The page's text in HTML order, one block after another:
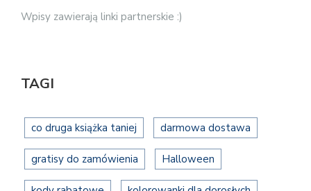
Wpisy zawierają linki partnerskie :)
TAGI
co druga książka taniej darmowa dostawa
gratisy do zamówienia Halloween